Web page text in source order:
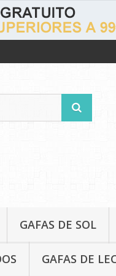
GAFAS DE SOL
GAFAS DE